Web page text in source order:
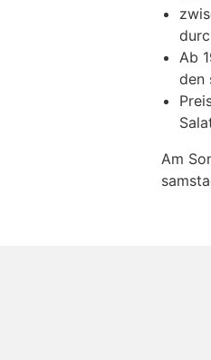
Ab
den
Am